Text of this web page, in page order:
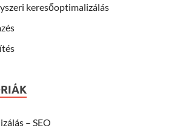
keresőoptimalizálás
– SEO